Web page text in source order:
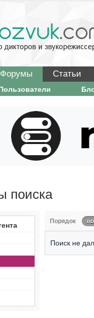
Форумы Статьи
поиска
Порядок
Поиск не дал